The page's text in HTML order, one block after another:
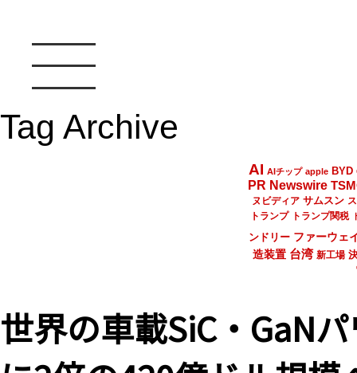
Tag Archive
AI AIチップ apple BYD
PR Newswire
ヌビディア サムスン
トランプ
トランプ関税
ンドリー ファーウェ
造装置 台湾 新工場
世界の車載SiC・GaN